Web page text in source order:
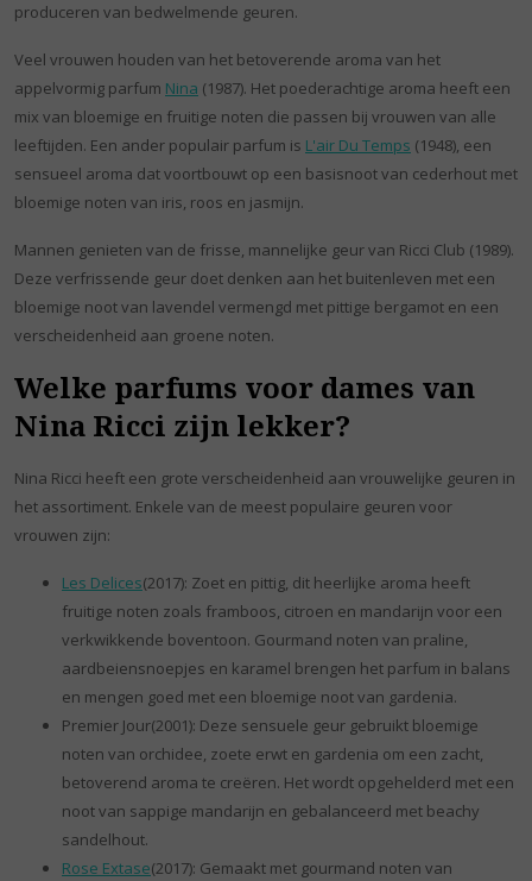
produceren van bedwelmende geuren.
Veel vrouwen houden van het betoverende aroma van het
appelvormig parfum Nina (1987). Het poederachtige aroma heeft een
mix van bloemige en fruitige noten die passen bij vrouwen van alle
leeftijden. Een ander populair parfum is L'air Du Temps (1948), een
sensueel aroma dat voortbouwt op een basisnoot van cederhout met
bloemige noten van iris, roos en jasmijn.
Mannen genieten van de frisse, mannelijke geur van Ricci Club (1989).
Deze verfrissende geur doet denken aan het buitenleven met een
bloemige noot van lavendel vermengd met pittige bergamot en een
verscheidenheid aan groene noten.
Welke parfums voor dames van
Nina Ricci zijn lekker?
Nina Ricci heeft een grote verscheidenheid aan vrouwelijke geuren in
het assortiment. Enkele van de meest populaire geuren voor
vrouwen zijn:
Les Delices(2017): Zoet en pittig, dit heerlijke aroma heeft
fruitige noten zoals framboos, citroen en mandarijn voor een
verkwikkende boventoon. Gourmand noten van praline,
aardbeiensnoepjes en karamel brengen het parfum in balans
en mengen goed met een bloemige noot van gardenia.
Premier Jour(2001): Deze sensuele geur gebruikt bloemige
noten van orchidee, zoete erwt en gardenia om een zacht,
betoverend aroma te creëren. Het wordt opgehelderd met een
noot van sappige mandarijn en gebalanceerd met beachy
sandelhout.
Rose Extase(2017): Gemaakt met gourmand noten van